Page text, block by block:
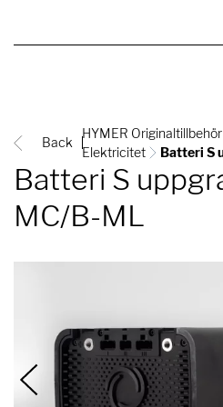
Back
HYMER Originaltillbehör
Elektricitet
Batteri S
Batteri S
MC/B-ML